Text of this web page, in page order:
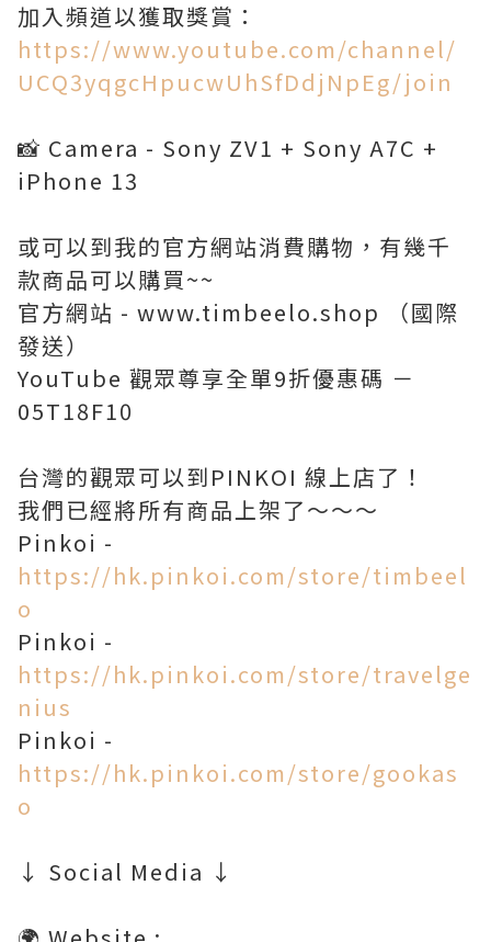
https://www.youtube.com/channel/
UCQ3yqgcHpucwUhSfDdjNpEg/join
📸 Camera - Sony ZV1 + Sony A7C +
iPhone 13
或可以到我的官方網站消費購物，有幾千
款商品可以購買~~
官方網站 - www.timbeelo.shop （國際
發送）
YouTube 觀眾尊享全單9折優惠碼 －
05T18F10
台灣的觀眾可以到PINKOI 線上店了！
我們已經將所有商品上架了～～～
Pinkoi -
https://hk.pinkoi.com/store/timbeel
o
Pinkoi -
https://hk.pinkoi.com/store/travelge
nius
Pinkoi -
https://hk.pinkoi.com/store/gookas
o
↓ Social Media ↓